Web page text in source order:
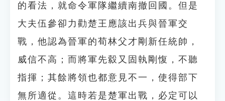
的看法，就命令軍隊繼續南撤回國。但是
大夫伍參卻力勸楚王應該出兵與晉軍交
戰，他認為晉軍的荀林父才剛新任統帥，
威信不高；而將軍先縠又固執剛愎，不聽
指揮；其餘將領也都意見不一，使得部下
無所適從。這時若是楚軍出戰，必定可以